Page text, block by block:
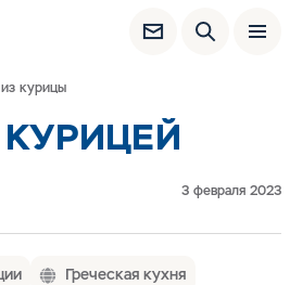
курицы
3 февраля 2023
Греческая кухня